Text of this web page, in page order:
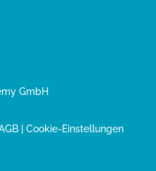
GmbH
| Cookie-Einstellungen